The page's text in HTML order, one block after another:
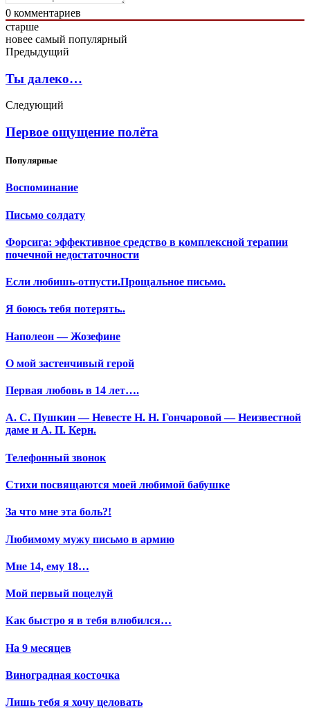
0 комментариев
старше
новее самый популярный
Предыдущий
Ты далеко…
Следующий
Первое ощущение полёта
Популярные
Воспоминание
Письмо солдату
Форсига: эффективное средство в комплексной терапии
почечной недостаточности
Если любишь-отпусти.Прощальное письмо.
Я боюсь тебя потерять..
Наполеон — Жозефине
О мой застенчивый герой
Первая любовь в 14 лет….
А. С. Пушкин — Невесте Н. Н. Гончаровой — Неизвестной
даме и А. П. Керн.
Телефонный звонок
Стихи посвящаются моей любимой бабушке
За что мне эта боль?!
Любимому мужу письмо в армию
Мне 14, ему 18…
Мой первый поцелуй
Как быстро я в тебя влюбился…
На 9 месяцев
Виноградная косточка
Лишь тебя я хочу целовать